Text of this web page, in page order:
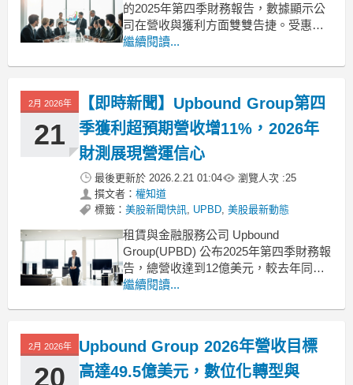
的2025年第四季財務報告，數據顯示公
司在營收與獲利方面雙雙告捷。受惠於
核心業務的穩健表現，公司該季度的總
的營運韌性。這份財報不僅確認了公司
成長動能，更展現了現金流管理的顯
繼續閱讀...
2月 2026年
21
【即時新聞】Upbound Group第四
季獲利超預期營收增11%，2026年
財測展現營運信心
最後更新於 2026.2.21 01:04 瀏覽人次 :25
撰文者： 權知道
標籤： 美股新聞快訊, UPBD, 美股最新動態
租賃與金融服務公司 Upbound
Group(UPBD) 公布2025年第四季財務報
告，總營收達到12億美元，較去年同期
成長11%。每股盈餘（EPS）為1.01美
境中仍保持強勁的執行力。在現金流表
現方面，Upbound Group
繼續閱讀...
2月 2026年
20
Upbound Group 2026年營收目標
高達49.5億美元，數位化轉型與